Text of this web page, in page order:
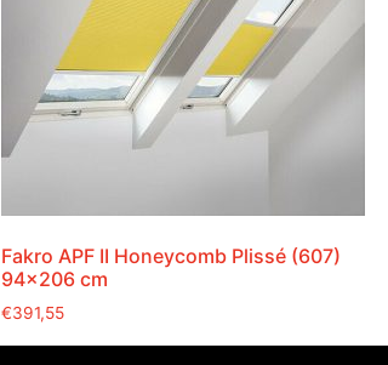
Fakro APF II Honeycomb Plissé (607)
94×206 cm
€391,55